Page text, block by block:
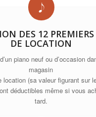
DES 12
DE LOCATION
piano neuf ou d’occasion
magasin
location (sa valeur figurant sur
déductibles même si vous
tard.